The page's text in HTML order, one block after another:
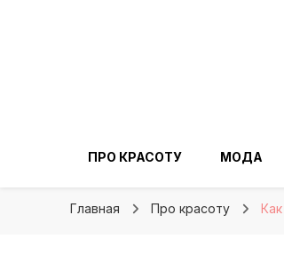
ПРО КРАСОТУ МОДА
Главная Про красоту